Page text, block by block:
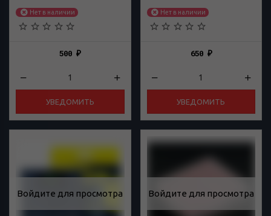
Нет в наличии
500₽
УВЕДОМИТЬ
Нет в наличии
650 ₽
УВЕДОМИТЬ
Войдите для просмотра Войдите для просмотра